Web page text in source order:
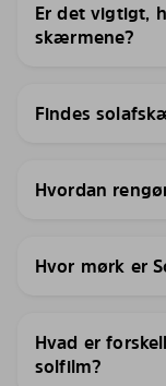
Er det vigtigt,
skærmene?
Findes
Hvordan
Hvor mørk er
Hvad er
solfilm?